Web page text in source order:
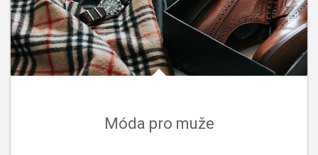
Móda pro muže